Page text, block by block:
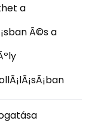
a
Ã©s a